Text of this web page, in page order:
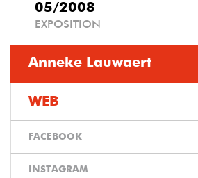
05/2008
EXPOSITION
Anneke Lauwaert
WEB
FACEBOOK
INSTAGRAM